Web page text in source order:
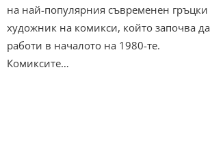
на най-популярния съвременен гръцки
художник на комикси, който започва да
работи в началото на 1980-те.
Комиксите…